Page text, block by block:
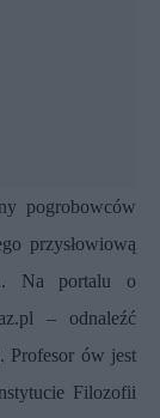
pogrobowców
przysłowiową
Na portalu o
– odnaleźć
Profesor ów jest
Filozofii